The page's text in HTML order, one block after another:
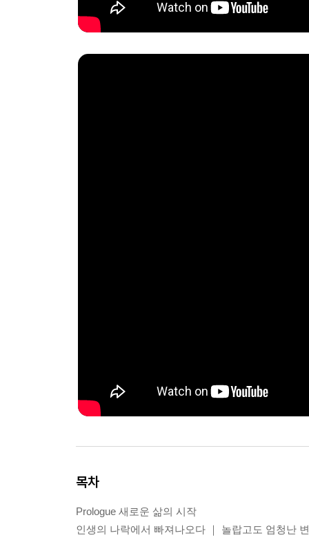
목차
Prologue 새로운 삶의 시작
인생의 나락에서 빠져나오다 ｜ 놀랍고도 엄청난